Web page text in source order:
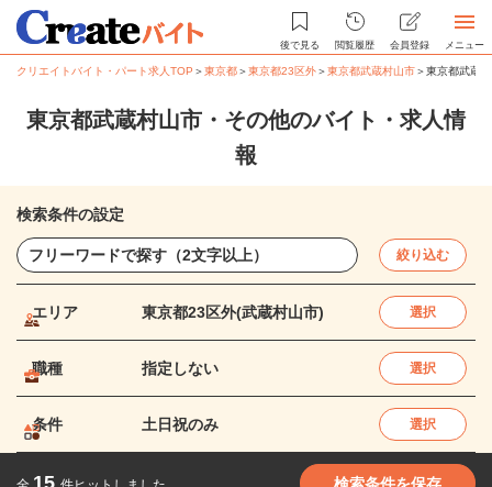
後で見る 閲覧履歴 会員登録 メニュー
クリエイトバイト・パート求人TOP ＞東京都＞東京都23区外＞東京都武蔵村山市＞東京都武蔵
東京都武蔵村山市・その他のバイト・求人情
報
検索条件の設定
絞り込む
エリア 東京都23区外(武蔵村山市) 選択
職種 指定しない 選択
条件 土日祝のみ 選択